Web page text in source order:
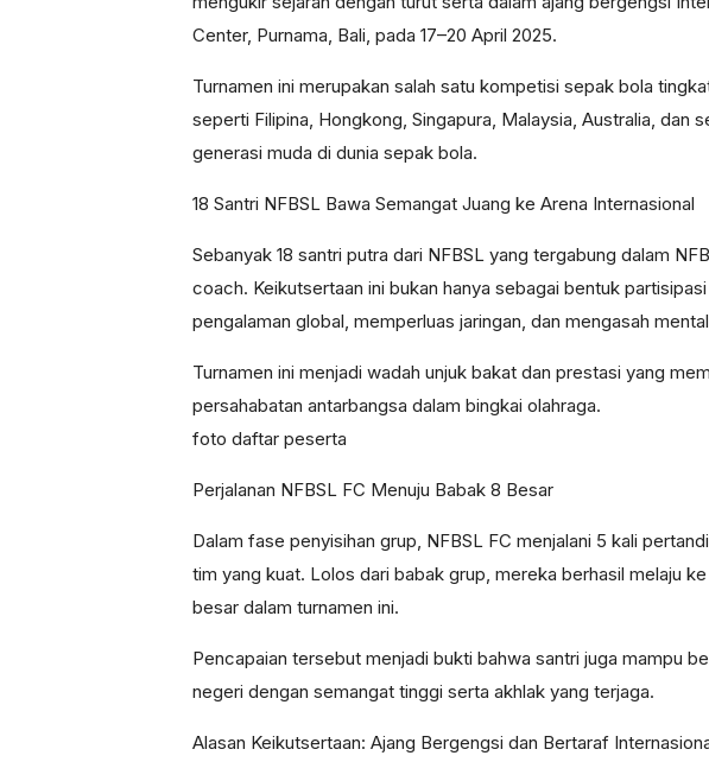
Center, Purnama, Bali, pada 17–20 April 2025.
Turnamen ini merupakan salah satu kompetisi sepak bola
seperti Filipina, Hongkong, Singapura, Malaysia, Australia, dan
generasi muda di dunia sepak bola.
18 Santri NFBSL Bawa Semangat Juang ke Arena Internasional
Sebanyak 18 santri putra dari NFBSL yang tergabung dalam
coach. Keikutsertaan ini bukan hanya sebagai bentuk
pengalaman global, memperluas jaringan, dan mengasah
Turnamen ini menjadi wadah unjuk bakat dan prestasi yang
persahabatan antarbangsa dalam bingkai olahraga.
foto daftar peserta
Perjalanan NFBSL FC Menuju Babak 8 Besar
Dalam fase penyisihan grup, NFBSL FC menjalani 5 kali
tim yang kuat. Lolos dari babak grup, mereka berhasil melaju
besar dalam turnamen ini.
Pencapaian tersebut menjadi bukti bahwa santri juga mampu
negeri dengan semangat tinggi serta akhlak yang terjaga.
Alasan Keikutsertaan: Ajang Bergengsi dan Bertaraf